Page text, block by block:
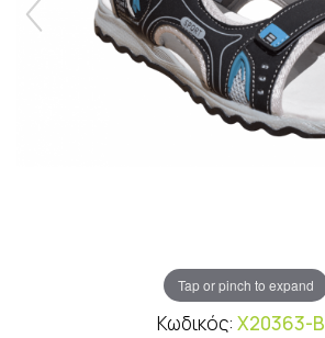
Tap or pinch to expand
Κωδικός: X20363-B